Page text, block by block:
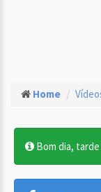
Home
Bom dia,